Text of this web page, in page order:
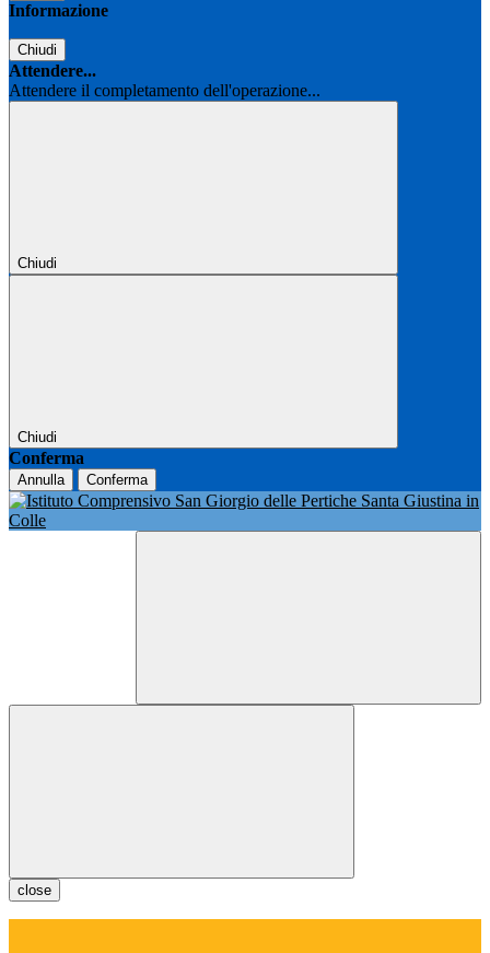
Informazione
Chiudi
Attendere...
Attendere il completamento dell'operazione...
Chiudi
Chiudi
Conferma
Annulla Conferma
close